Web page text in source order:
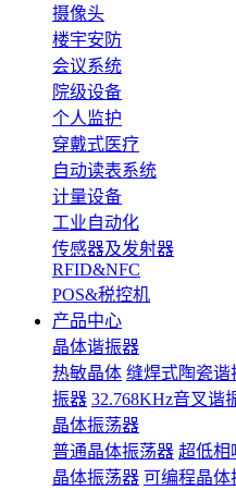
摄像头
楼宇安防
会议系统
院级设备
个人监护
穿戴式医疗
自动读表系统
计量设备
工业自动化
传感器及发射器
RFID&NFC
POS&税控机
产品中心
晶体谐振器
热敏晶体 缝焊式陶瓷谐
振器 32.768KHz音叉谐
晶体振荡器
普通晶体振荡器 超低相
晶体振荡器 可编程晶体